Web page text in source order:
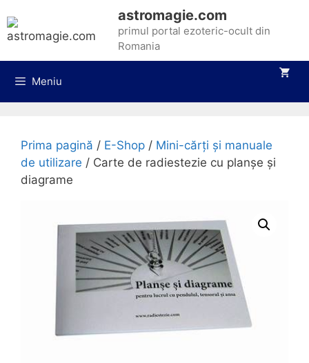
la
conținut
astromagie.com
primul portal ezoteric-ocult din
Romania
Meniu
Prima pagină / E-Shop / Mini-cărți și manuale
de utilizare / Carte de radiestezie cu planșe și
diagrame